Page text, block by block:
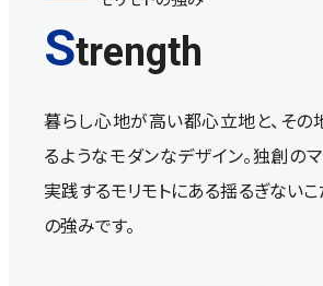
Strength
暮らし心地が高い都心立地と、その
るようなモダンなデザイン。独創のマ
実践するモリモトにある揺るぎない
の強みです。